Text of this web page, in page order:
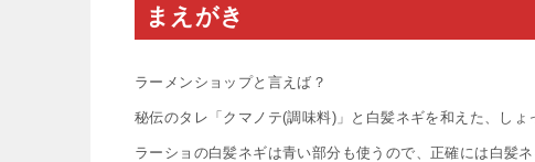
まえがき
ラーメンショップと言えば？
秘伝のタレ「クマノテ(調味料)」と白髪ネギを和えた、し
ラーショの白髪ネギは青い部分も使うので、正確には白髪